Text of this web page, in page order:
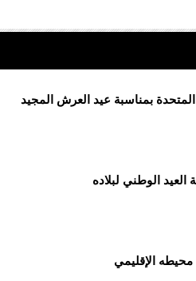
المتحدة بمناسبة عيد العرش المجيد
الوطني لبلاده
الإقليمي